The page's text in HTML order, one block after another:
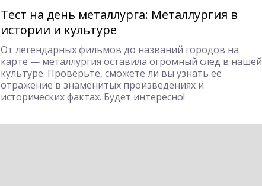
Тест на день металлурга: Металлургия в
истории и культуре
От легендарных фильмов до названий городов на
карте — металлургия оставила огромный след в нашей
культуре. Проверьте, сможете ли вы узнать её
отражение в знаменитых произведениях и
исторических фактах. Будет интересно!